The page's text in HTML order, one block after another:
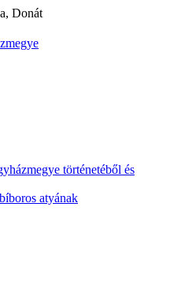
Donát
történetéből és
atyának